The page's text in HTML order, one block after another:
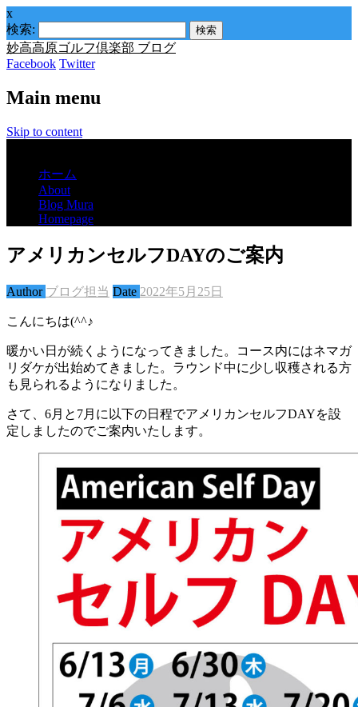
x
検索:
妙高高原ゴルフ倶楽部 ブログ
Facebook Twitter
Main menu
Skip to content
ホーム
About
Blog Mura
Homepage
アメリカンセルフDAYのご案内
Author ブログ担当 Date 2022年5月25日
こんにちは(^^♪
暖かい日が続くようになってきました。コース内にはネマガ
リダケが出始めてきました。ラウンド中に少し収穫される方
も見られるようになりました。
さて、6月と7月に以下の日程でアメリカンセルフDAYを設
定しましたのでご案内いたします。